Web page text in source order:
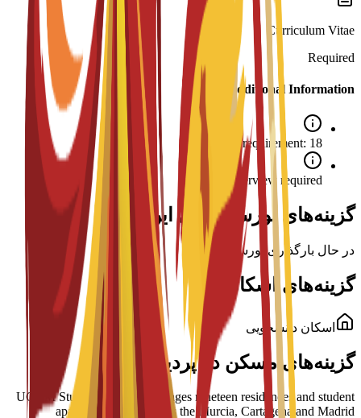
Curriculum Vitae
Required
Additional Information
Age requirement: 18+
Interview required
گزینه‌های بورسیه برای این برنامه
در حال بارگذاری بورسیه‌ها...
گزینه‌های اسکان
اسکان دانشجویی
گزینه‌های مسکن در پردیس
UCAM Student Housing manages nineteen residences and student
apartment blocks across the Murcia, Cartagena and Madrid